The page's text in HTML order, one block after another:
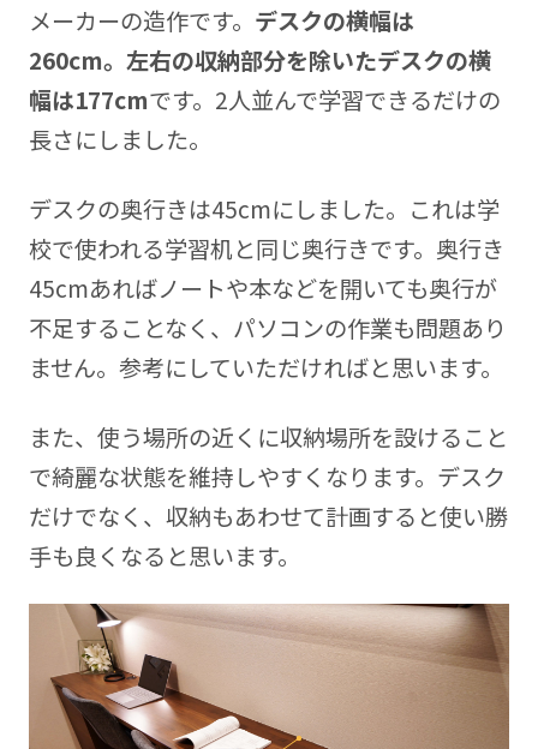
メーカーの造作です。 デスクの横幅は
260cm。左右の収納部分を除いたデスクの横
幅は177cmです。2人並んで学習できるだけの
長さにしました。
デスクの奥行きは45cmにしました。これは学
校で使われる学習机と同じ奥行きです。奥行き
45cmあればノートや本などを開いても奥行が
不足することなく、パソコンの作業も問題あり
ません。参考にしていただければと思います。
また、使う場所の近くに収納場所を設けること
で綺麗な状態を維持しやすくなります。デスク
だけでなく、収納もあわせて計画すると使い勝
手も良くなると思います。